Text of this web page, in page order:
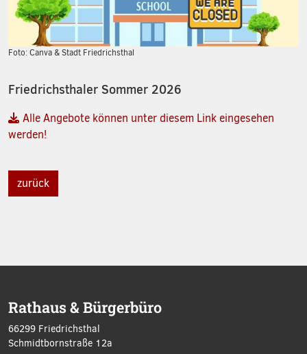
Friedrichsthaler Sommer 2026
Alle Angebote können unter diesem Link eingesehen
werden!
Foto: Canva & Stadt Friedrichsthal
zurück
Rathaus & Bürgerbüro
66299 Friedrichsthal
Schmidtbornstraße 12a